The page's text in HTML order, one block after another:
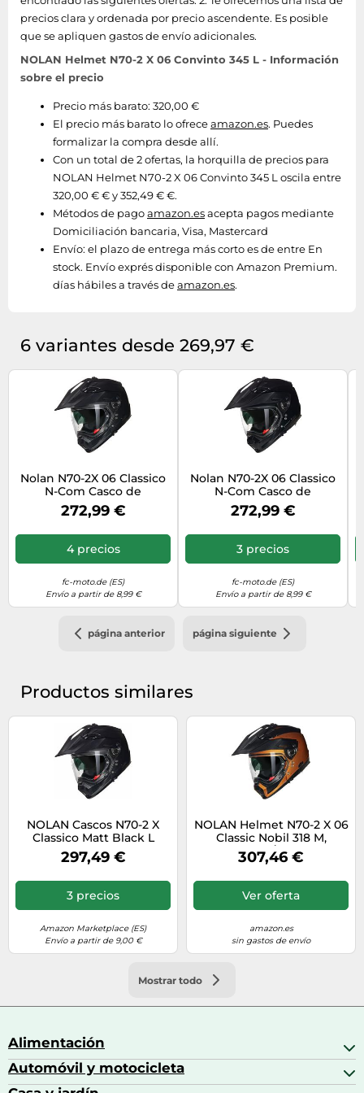
precios clara y ordenada por precio ascendente. Es posible
que se apliquen gastos de envío adicionales.
NOLAN Helmet N70-2 X 06 Convinto 345 L - Información
sobre el precio
Precio más barato: 320,00 €
El precio más barato lo ofreceamazon.es. Puedes
formalizar la compra desde allí.
Con un total de 2 ofertas, la horquilla de precios para
NOLAN Helmet N70-2 X 06 Convinto 345 L oscila entre
320,00 € € y 352,49 € €.
Métodos de pagoamazon.esacepta pagos mediante
Domiciliación bancaria, Visa, Mastercard
Envío: el plazo de entrega más corto es de entre En
stock. Envío exprés disponible con Amazon Premium.
días hábiles a través deamazon.es.
6 variantes desde 269,97 €
Nolan N70-2X 06 Classico
N-Com Casco de
motocross, Black Matt,
Talla S (56)
272,99 €
4 precios
fc-moto.de (ES)
Envío a partir de 8,99 €
Nolan N70-2X 06 Classico
N-Com Casco de
motocross, negro, Talla S
(56)
272,99 €
3 precios
fc-moto.de (ES)
Envío a partir de 8,99 €
página anterior página siguiente
Productos similares
NOLAN Cascos N70-2 X
Classico Matt Black L
297,49 €
3 precios
Amazon Marketplace (ES)
Envío a partir de 9,00 €
NOLAN Helmet N70-2 X 06
Classic Nobil 318 M,
Ochre/Black
307,46 €
Ver oferta
amazon.es
sin gastos de envío
Mostrar todo
Alimentación
Bebidas
Bebidas espirituosas
Automóvil y motocicleta